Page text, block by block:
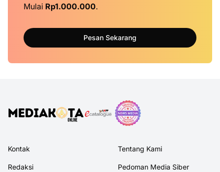
Mulai Rp1.000.000.
Pesan Sekarang
Kontak Tentang Kami
Redaksi Pedoman Media Siber